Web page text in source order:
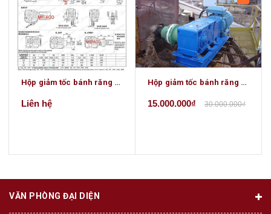
Hộp giảm tốc bánh răng công K47
Liên hệ
Hộp giảm tốc bánh răng côn 30kw 40hp
15.000.000₫ 30.000.000₫
VĂN PHÒNG ĐẠI DIỆN